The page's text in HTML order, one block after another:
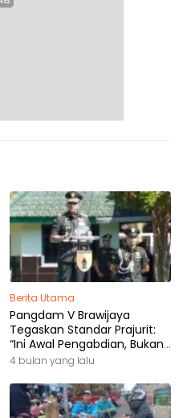
Berita Utama
Pangdam V Brawijaya
Tegaskan Standar Prajurit:
“Ini Awal Pengabdian, Bukan
Akhir Perjalanan”
4 bulan yang lalu